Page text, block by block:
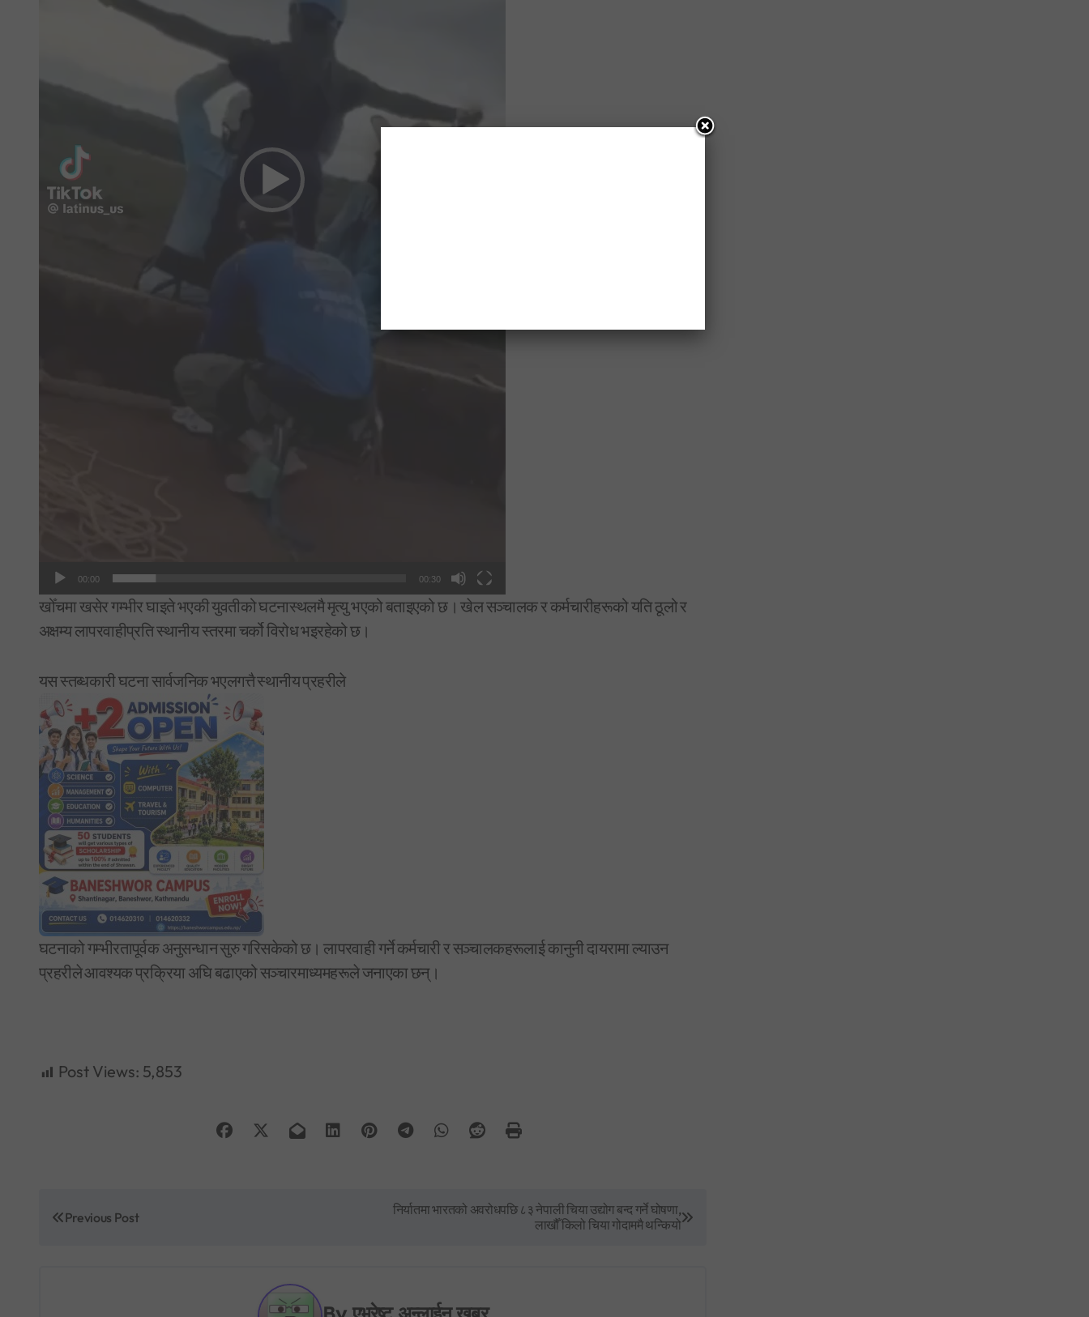
00:00 00:30
खोँचमा खसेर गम्भीर घाइते भएकी युवतीको घटनास्थलमै मृत्यु भएको बताइएको छ। खेल सञ्चालक र कर्मचारीहरूको यति ठूलो र
अक्षम्य लापरवाहीप्रति स्थानीय स्तरमा चर्को विरोध भइरहेको छ।
यस स्तब्धकारी घटना सार्वजनिक भएलगत्तै स्थानीय प्रहरीले
घटनाको गम्भीरतापूर्वक अनुसन्धान सुरु गरिसकेको छ। लापरवाही गर्ने कर्मचारी र सञ्चालकहरूलाई कानुनी दायरामा ल्याउन
प्रहरीले आवश्यक प्रक्रिया अघि बढाएको सञ्चारमाध्यमहरूले जनाएका छन्।
Post Views: 5,853
Previous Post
निर्यातमा भारतको अवरोधपछि ८३ नेपाली चिया उद्योग बन्द गर्ने घोषणा,
लाखौँ किलो चिया गोदाममै थन्कियो